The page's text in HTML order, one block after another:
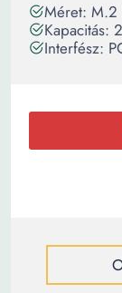
Méret: M.2
Kapacitás:
Interfész: